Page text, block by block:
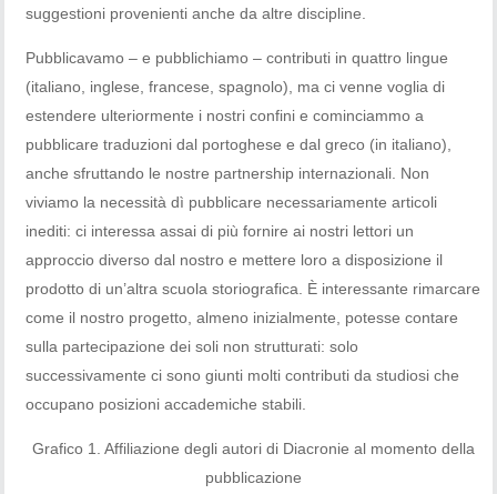
suggestioni provenienti anche da altre discipline.
Pubblicavamo – e pubblichiamo – contributi in quattro lingue
(italiano, inglese, francese, spagnolo), ma ci venne voglia di
estendere ulteriormente i nostri confini e cominciammo a
pubblicare traduzioni dal portoghese e dal greco (in italiano),
anche sfruttando le nostre partnership internazionali. Non
viviamo la necessità dì pubblicare necessariamente articoli
inediti: ci interessa assai di più fornire ai nostri lettori un
approccio diverso dal nostro e mettere loro a disposizione il
prodotto di un’altra scuola storiografica. È interessante rimarcare
come il nostro progetto, almeno inizialmente, potesse contare
sulla partecipazione dei soli non strutturati: solo
successivamente ci sono giunti molti contributi da studiosi che
occupano posizioni accademiche stabili.
Grafico 1. Affiliazione degli autori di Diacronie al momento della
pubblicazione